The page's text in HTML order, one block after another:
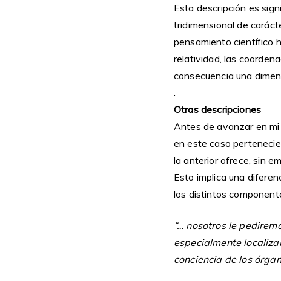
Esta descripción es
tridimensional de
pensamiento científico
relatividad, las
consecuencia una
.
Otras descripciones
Antes de avanzar en
en este caso
la anterior ofrece, sin
Esto implica una
los distintos
“… nosotros le
especialmente
conciencia de los